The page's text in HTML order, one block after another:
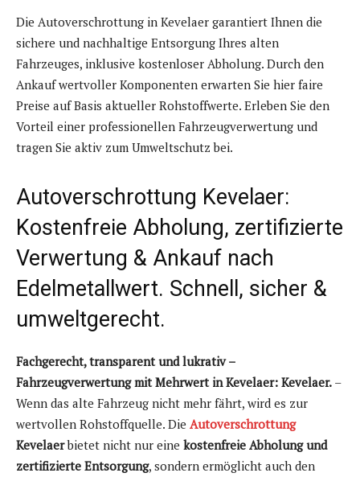
Die Autoverschrottung in Kevelaer garantiert Ihnen die
sichere und nachhaltige Entsorgung Ihres alten
Fahrzeuges, inklusive kostenloser Abholung. Durch den
Ankauf wertvoller Komponenten erwarten Sie hier faire
Preise auf Basis aktueller Rohstoffwerte. Erleben Sie den
Vorteil einer professionellen Fahrzeugverwertung und
tragen Sie aktiv zum Umweltschutz bei.
Autoverschrottung Kevelaer:
Kostenfreie Abholung, zertifizierte
Verwertung & Ankauf nach
Edelmetallwert. Schnell, sicher &
umweltgerecht.
Fachgerecht, transparent und lukrativ –
Fahrzeugverwertung mit Mehrwert in Kevelaer: Kevelaer. –
Wenn das alte Fahrzeug nicht mehr fährt, wird es zur
wertvollen Rohstoffquelle. Die Autoverschrottung
Kevelaerbietet nicht nur eine kostenfreie Abholung und
zertifizierte Entsorgung, sondern ermöglicht auch den